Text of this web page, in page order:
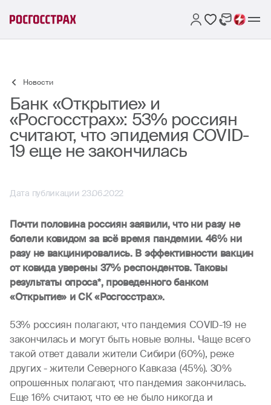
Новости
Банк «Открытие» и
«Росгосстрах»: 53% россиян
считают, что эпидемия COVID-
19 еще не закончилась
Дата публикации 23.06.2022
Почти половина россиян заявили, что ни разу не
болели ковидом за всё время пандемии. 46% ни
разу не вакцинировались. В эффективности вакцин
от ковида уверены 37% респондентов. Таковы
результаты опроса*, проведенного банком
«Открытие» и СК «Росгосстрах».
53% россиян полагают, что пандемия COVID-19 не
закончилась и могут быть новые волны. Чаще всего
такой ответ давали жители Сибири (60%), реже
других - жители Северного Кавказа (45%). 30%
опрошенных полагают, что пандемия закончилась.
Еще 16% считают, что ее не было никогда и